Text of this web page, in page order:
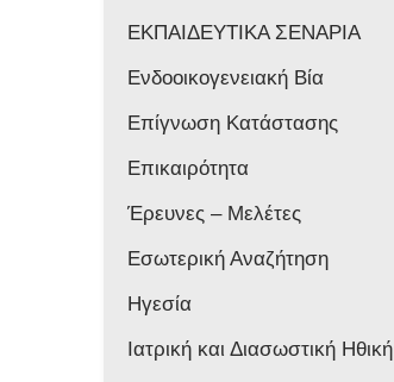
ΕΚΠΑΙΔΕΥΤΙΚΑ ΣΕΝΑΡΙΑ
Ενδοοικογενειακή Βία
Επίγνωση Κατάστασης
Επικαιρότητα
Έρευνες – Μελέτες
Εσωτερική Αναζήτηση
Ηγεσία
Ιατρική και Διασωστική Ηθική